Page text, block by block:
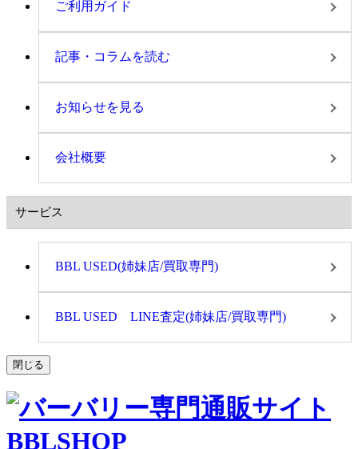
ご利用ガイド
記事・コラムを読む
お知らせを見る
会社概要
サービス
BBL USED(姉妹店/買取専門)
BBL USED LINE査定(姉妹店/買取専門)
閉じる